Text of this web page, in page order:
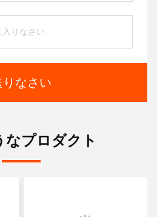
りなさい
なプロダクト